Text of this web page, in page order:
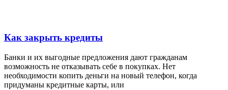
Как закрыть кредиты
Банки и их выгодные предложения дают гражданам
возможность не отказывать себе в покупках. Нет
необходимости копить деньги на новый телефон, когда
придуманы кредитные карты, или